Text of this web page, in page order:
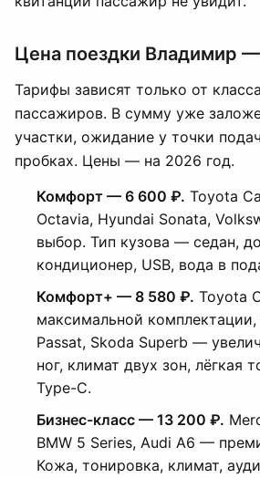
Цена поездки Владимир
Тарифы зависят только от
пассажиров. В сумму уже
участки, ожидание у точки
пробках. Цены — на 2026 год.
Комфорт — 6 600 ₽. Toyota
Octavia, Hyundai Sonata,
выбор. Тип кузова — седан,
кондиционер, USB, вода в
Комфорт+ — 8 580 ₽. Toyota
максимальной
Passat, Skoda Superb —
ног, климат двух зон, лёгкая
Type-C.
Бизнес-класс — 13 200 ₽.
BMW 5 Series, Audi A6 —
Кожа, тонировка, климат,